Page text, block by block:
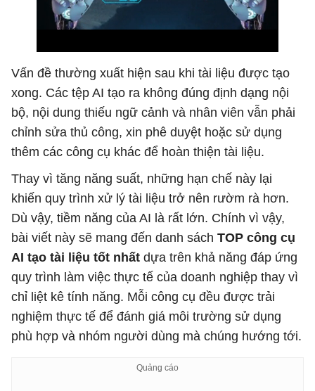
Vấn đề thường xuất hiện sau khi tài liệu được tạo
xong. Các tệp AI tạo ra không đúng định dạng nội
bộ, nội dung thiếu ngữ cảnh và nhân viên vẫn phải
chỉnh sửa thủ công, xin phê duyệt hoặc sử dụng
thêm các công cụ khác để hoàn thiện tài liệu.
Thay vì tăng năng suất, những hạn chế này lại
khiến quy trình xử lý tài liệu trở nên rườm rà hơn.
Dù vậy, tiềm năng của AI là rất lớn. Chính vì vậy,
bài viết này sẽ mang đến danh sách TOP công cụ
AI tạo tài liệu tốt nhất dựa trên khả năng đáp ứng
quy trình làm việc thực tế của doanh nghiệp thay vì
chỉ liệt kê tính năng. Mỗi công cụ đều được trải
nghiệm thực tế để đánh giá môi trường sử dụng
phù hợp và nhóm người dùng mà chúng hướng tới.